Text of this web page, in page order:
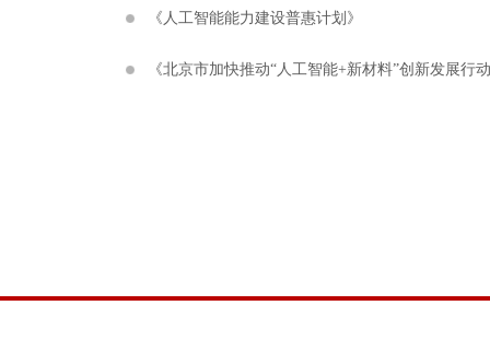
《人工智能能力建设普惠计划》
《北京市加快推动“人工智能+新材料”创新发展行